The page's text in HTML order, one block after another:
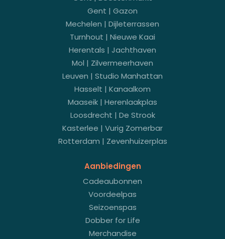
Gent | Gazon
Mechelen | Dijleterrassen
Turnhout | Nieuwe Kaai
Herentals | Jachthaven
Mol | Zilvermeerhaven
Leuven | Studio Manhattan
Hasselt | Kanaalkom
Maaseik | Herenlaakplas
Loosdrecht | De Strook
Kasterlee | Vurig Zomerbar
Rotterdam | Zevenhuizerplas
Aanbiedingen
Cadeaubonnen
Voordeelpas
Seizoenspas
Dobber for Life
Merchandise